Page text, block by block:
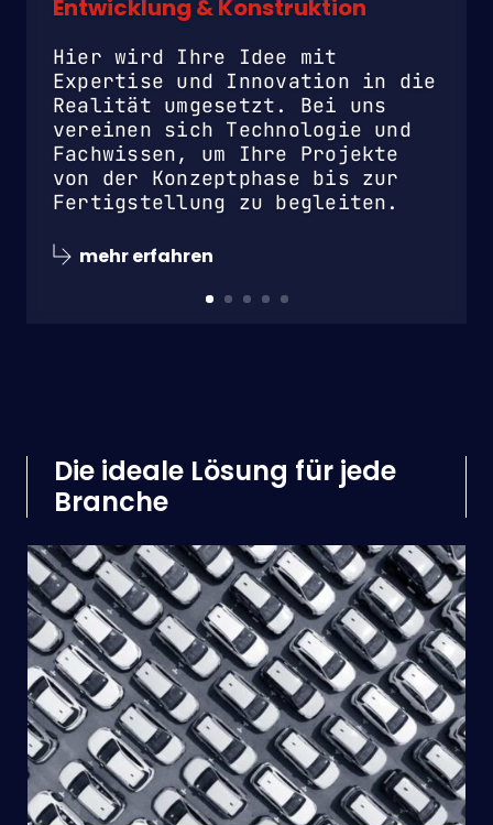
Entwicklung & Konstruktion
Hier wird Ihre Idee mit
Expertise und Innovation in die
Realität umgesetzt. Bei uns
vereinen sich Technologie und
Fachwissen, um Ihre Projekte
von der Konzeptphase bis zur
Fertigstellung zu begleiten.
mehr erfahren
Die ideale Lösung für jede
Branche